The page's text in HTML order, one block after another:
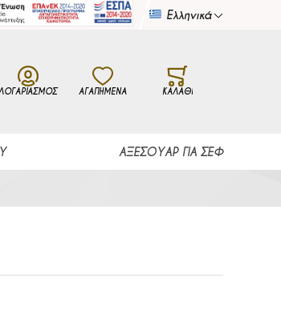
ΓλώσσαΕλληνικά
ΑΓΑΠΗΜΕΝΑ ΚΑΛΆΘΙ
ΑΞΕΣΟΥΆΡ ΓΙΑ ΣΕΦ